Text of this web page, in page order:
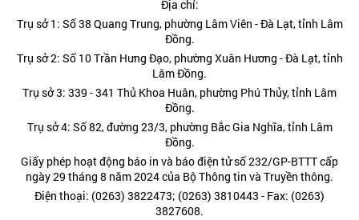
Địa chỉ:
Trụ sở 1: Số 38 Quang Trung, phường Lâm Viên - Đà Lạt, tỉnh Lâm
Đồng.
Trụ sở 2: Số 10 Trần Hưng Đạo, phường Xuân Hương - Đà Lạt, tỉnh
Lâm Đồng.
Trụ sở 3: 339 - 341 Thủ Khoa Huân, phường Phú Thủy, tỉnh Lâm
Đồng.
Trụ sở 4: Số 82, đường 23/3, phường Bắc Gia Nghĩa, tỉnh Lâm
Đồng.
Giấy phép hoạt động báo in và báo điện tử số 232/GP-BTTT cấp
ngày 29 tháng 8 năm 2024 của Bộ Thông tin và Truyền thông.
Điện thoại: (0263) 3822473; (0263) 3810443 - Fax: (0263)
3827608.